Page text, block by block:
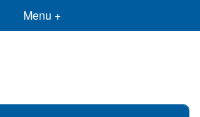
Menu +